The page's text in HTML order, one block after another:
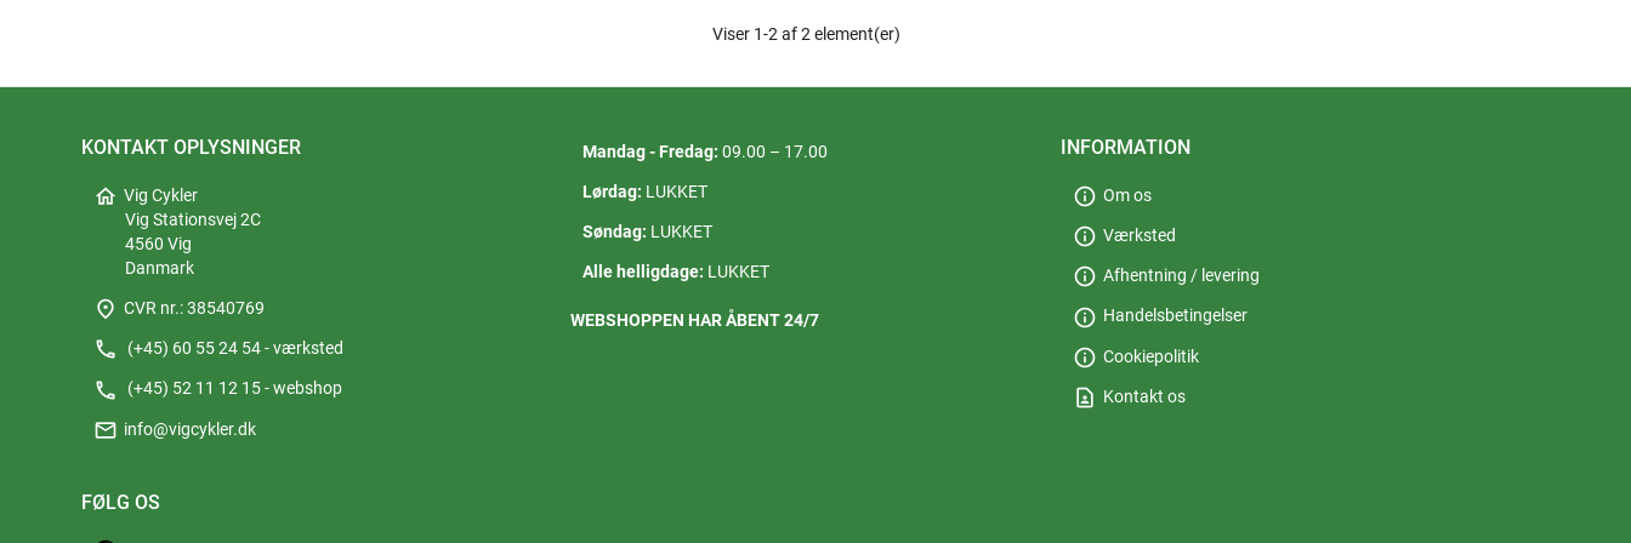
Viser 1-2 af 2 element(er)
KONTAKT OPLYSNINGER
home Vig Cykler
Vig Stationsvej 2C
4560 Vig
Danmark
place CVR nr.: 38540769
phone (+45) 60 55 24 54 - værksted
phone (+45) 52 11 12 15 - webshop
mail info@vigcykler.dk
FØLG OS
Mandag - Fredag: 09.00 – 17.00
Lørdag: LUKKET
Søndag: LUKKET
Alle helligdage: LUKKET
WEBSHOPPEN HAR ÅBENT 24/7
INFORMATION
info Om os
info Værksted
info Afhentning / levering
info Handelsbetingelser
info Cookiepolitik
contact_page Kontakt os